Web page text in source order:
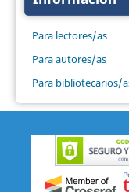
Para lectores/as
Para autores/as
Para bibliotecarios/